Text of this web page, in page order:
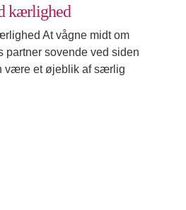
kærlighed
At vågne midt om
partner sovende ved siden
være et øjeblik af særlig